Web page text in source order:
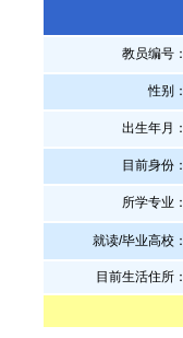
教员编号：
性别：
出生年月：
目前身份：
所学专业：
就读/毕业高校：
目前生活住所：